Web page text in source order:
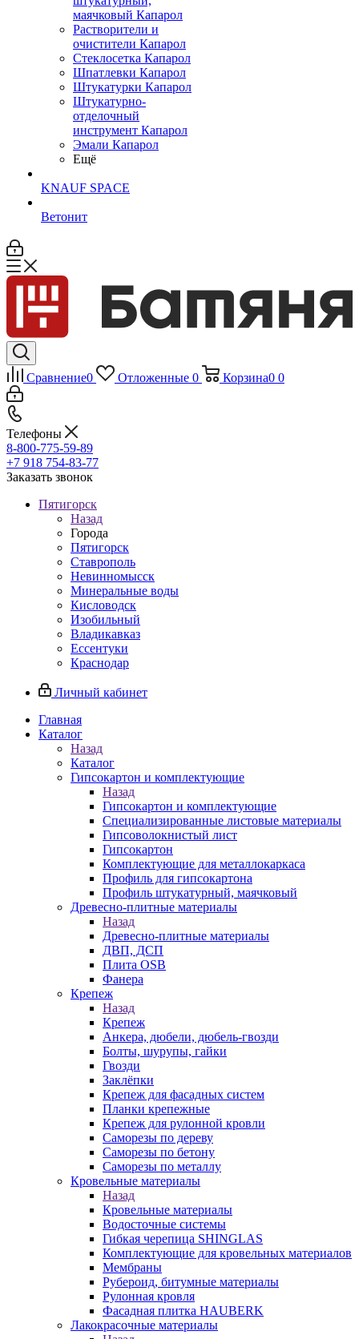
маячковый Капарол
Растворители и
очистители Капарол
Cтеклосетка Капарол
Шпатлевки Капарол
Штукатурки Капарол
Штукатурно-
отделочный
инструмент Капарол
Эмали Капарол
Ещё
KNAUF SPACE
Ветонит
Сравнение0 Отложенные 0 Корзина0 0
Телефоны
8-800-775-59-89
+7 918 754-83-77
Заказать звонок
Пятигорск
Назад
Города
Пятигорск
Ставрополь
Невинномысск
Минеральные воды
Кисловодск
Изобильный
Владикавказ
Ессентуки
Краснодар
Личный кабинет
Главная
Каталог
Назад
Каталог
Гипсокартон и комплектующие
Назад
Гипсокартон и комплектующие
Специализированные листовые материалы
Гипсоволокнистый лист
Гипсокартон
Комплектующие для металлокаркаса
Профиль для гипсокартона
Профиль штукатурный, маячковый
Древесно-плитные материалы
Назад
Древесно-плитные материалы
ДВП, ДСП
Плита OSB
Фанера
Крепеж
Назад
Крепеж
Анкера, дюбели, дюбель-гвозди
Болты, шурупы, гайки
Гвозди
Заклёпки
Крепеж для фасадных систем
Планки крепежные
Крепеж для рулонной кровли
Саморезы по дереву
Саморезы по бетону
Саморезы по металлу
Кровельные материалы
Назад
Кровельные материалы
Водосточные системы
Гибкая черепица SHINGLAS
Комплектующие для кровельных материалов
Мембраны
Рубероид, битумные материалы
Рулонная кровля
Фасадная плитка HAUBERK
Лакокрасочные материалы